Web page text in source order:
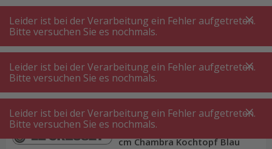
A +++
A+++
A +++
A+++
MyPost
MyPost
MENÜ SUCHE
Topf
Le Creuset Signature Round 20 cm Chambra Kochtopf
Le Creuset Signature Round 20
cm Chambra Kochtopf Blau
Leider ist bei der Verarbeitung ein Fehler aufgetreten.
Bitte versuchen Sie es nochmals.
Leider ist bei der Verarbeitung ein Fehler aufgetreten.
Bitte versuchen Sie es nochmals.
Leider ist bei der Verarbeitung ein Fehler aufgetreten.
Bitte versuchen Sie es nochmals.